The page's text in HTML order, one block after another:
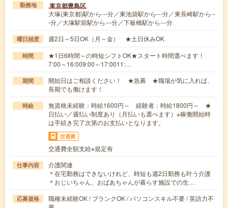
勤務地 東京都豊島区
大塚(東京都)駅から---分／東池袋駅から---分／東長崎駅から--
-分／大塚駅前駅から---分／下板橋駅から---分
曜日頻度 週2日～5日OK（月～金） ★土日休みOK
時間
★1日6時間～の時短シフトOK★スタート時間選べます！
7:00～16:009:00～17:0011:…
期間
開始日はご相談ください！ ★急募 ★職場が気に入れば、
長期でも働けます！
時給
無資格未経験：時給1600円～ 経験者：時給1800円～ ★
日払い／週払い制度あり（月払いも選べます）※稼働開始時
は手続き完了次第のお支払いとなります。
交通費
交通費全額支給※規定有
仕事内容
介護関連
＊在宅勤務はできないけれど、時短も週2日勤務も叶う介護
＊おじいちゃん、おばあちゃんが暮らす施設での生…
応募資格
職種未経験OK / ブランクOK / パソコンスキル不要 / 英語力不